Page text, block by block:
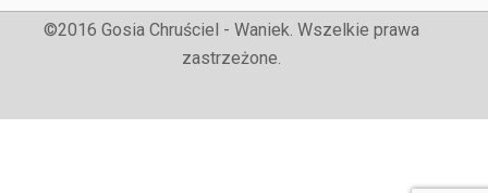
©2016 Gosia Chruściel - Waniek. Wszelkie prawa
zastrzeżone.